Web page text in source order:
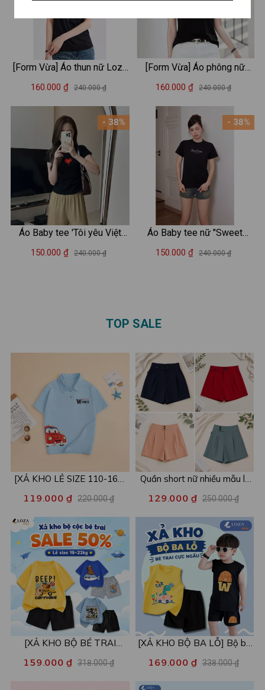
[Form Vừa] Áo thun nữ Loza
2 màu đen/trắng chất liệu
phông nữ Mã VT8131
160.000 ₫ 240.000 ₫
- 38%
Áo Baby tee 'Tôi yêu Việt
Nam' in hình 'Cờ đỏ sao
150.000 ₫ 240.000 ₫
[Form Vừa] Áo phông nữ
Loza chất liệu thun cotton
160.000 ₫ 240.000 ₫
- 38%
Áo Baby tee nữ "Sweet
dream" 2 màu trắng/đen
150.000 ₫ 240.000 ₫
[XẢ KHO LẺ SIZE 110-160]
mẫu - Áo trẻ em từ 15-42kg
- Loza Kids XPL001
119.000 ₫ 220.000 ₫
Quần short nữ nhiều mẫu lẻ
còn 99k/c - Loza XA016
129.000 ₫ 250.000 ₫
[XẢ KHO BỘ BÉ TRAI
nhiều mẫu - Quần áo bé trai
159.000 ₫ 318.000 ₫
[XẢ KHO BỘ BA LỖ] Bộ ba
size từ 15-40kg - Quần áo
bé trai - Loza Kids XABL01
169.000 ₫ 338.000 ₫
TOP SALE